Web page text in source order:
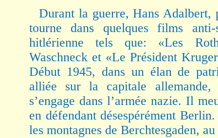
Durant la guerre, Hans Adalbert,
tourne dans quelques films
hitlérienne tels que: «Les
Waschneck et «Le Président
Début 1945, dans un élan de
alliée sur la capitale
s’engage dans l’armée nazie. Il
en défendant désespérément
les montagnes de Berchtesgaden,